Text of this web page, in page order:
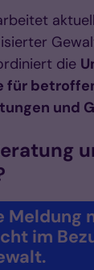
die
für
und
Meldung
im